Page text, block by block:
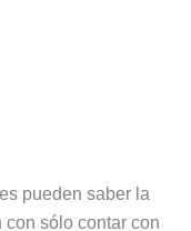
pueden saber la
sólo contar con